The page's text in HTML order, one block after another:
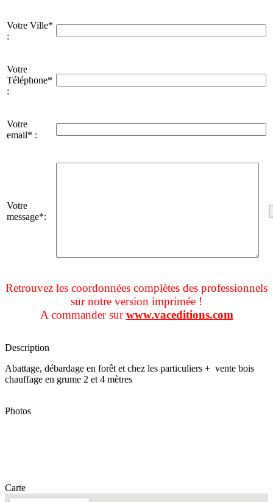
Votre Ville*
:
Votre
Téléphone*
:
Votre
email* :
Votre
message*:
Retrouvez les coordonnées complètes des professionnels
sur notre version imprimée !
A commander surwww.vaceditions.com
Description
Abattage, débardage en forêt et chez les particuliers + vente bois
chauffage en grume 2 et 4 mètres
Photos
Carte